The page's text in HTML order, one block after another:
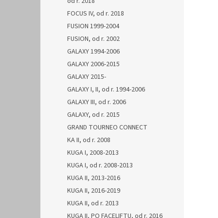
FOCUS IV, od r. 2018
FUSION 1999-2004
FUSION, od r. 2002
GALAXY 1994-2006
GALAXY 2006-2015
GALAXY 2015-
GALAXY I, II, od r. 1994-2006
GALAXY III, od r. 2006
GALAXY, od r. 2015
GRAND TOURNEO CONNECT
KA II, od r. 2008
KUGA I, 2008-2013
KUGA I, od r. 2008-2013
KUGA II, 2013-2016
KUGA II, 2016-2019
KUGA II, od r. 2013
KUGA II, PO FACELIFTU, od r. 2016